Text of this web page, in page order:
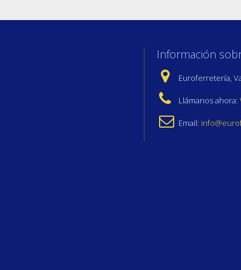
Información
Euroferretería,
Llámanos ahora:
Email: